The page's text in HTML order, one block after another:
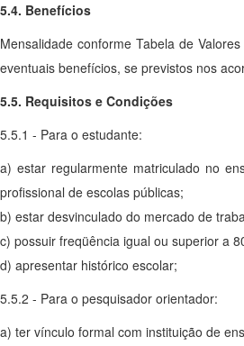
5.4. Benefícios
Mensalidade conforme Tabela de
eventuais benefícios, se previstos nos
5.5. Requisitos e Condições
5.5.1 - Para o estudante:
a) estar regularmente matriculado no
profissional de escolas públicas;
b) estar desvinculado do mercado de
c) possuir freqüência igual ou superior a
d) apresentar histórico escolar;
5.5.2 - Para o pesquisador orientador:
a) ter vínculo formal com instituição de